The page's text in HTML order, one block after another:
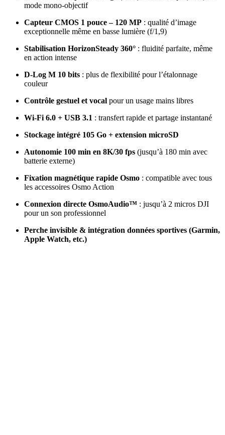
mode mono-objectif
Capteur CMOS 1 pouce – 120 MP : qualité d’image
exceptionnelle même en basse lumière (f/1,9)
Stabilisation HorizonSteady 360° : fluidité parfaite, même
en action intense
D-Log M 10 bits : plus de flexibilité pour l’étalonnage
couleur
Contrôle gestuel et vocal pour un usage mains libres
Wi-Fi 6.0 + USB 3.1 : transfert rapide et partage instantané
Stockage intégré 105 Go + extension microSD
Autonomie 100 min en 8K/30 fps (jusqu’à 180 min avec
batterie externe)
Fixation magnétique rapide Osmo : compatible avec tous
les accessoires Osmo Action
Connexion directe OsmoAudio™ : jusqu’à 2 micros DJI
pour un son professionnel
Perche invisible & intégration données sportives (Garmin,
Apple Watch, etc.)